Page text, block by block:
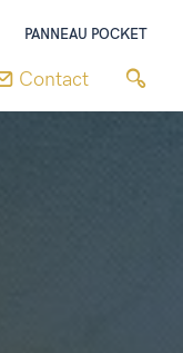
PANNEAU POCKET
Contact